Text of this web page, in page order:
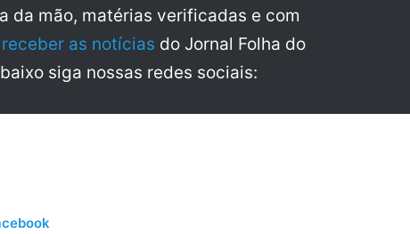
da mão, matérias verificadas e com
receber as notícias do Jornal Folha do
siga nossas redes sociais: